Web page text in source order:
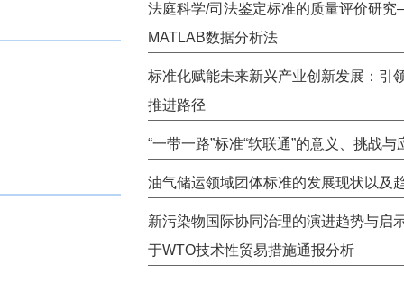
法庭科学/司法鉴定标准的质量评价研
MATLAB数据分析法
标准化赋能未来新兴产业创新发展：引
推进路径
“一带一路”标准“软联通”的意义、挑战与
油气储运领域团体标准的发展现状以及
新污染物国际协同治理的演进趋势与
于WTO技术性贸易措施通报分析